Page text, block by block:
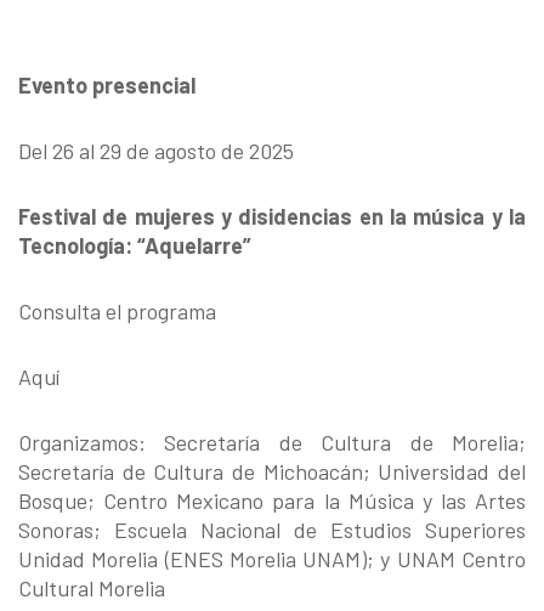
Evento presencial
Del 26 al 29 de agosto de 2025
Festival de mujeres y disidencias en la música y la
Tecnología: “Aquelarre”
Consulta el programa
Aquí
Organizamos: Secretaría de Cultura de Morelia;
Secretaría de Cultura de Michoacán; Universidad del
Bosque; Centro Mexicano para la Música y las Artes
Sonoras; Escuela Nacional de Estudios Superiores
Unidad Morelia (ENES Morelia UNAM); y UNAM Centro
Cultural Morelia